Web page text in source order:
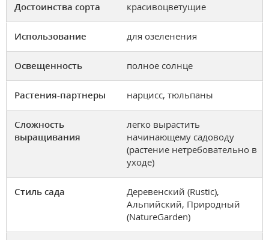
Достоинства сорта красивоцветущие
Использование для озеленения
Освещенность полное солнце
Растения-партнеры нарцисс, тюльпаны
Сложность
выращивания
легко вырастить
начинающему садоводу
(растение нетребовательно в
уходе)
Стиль сада
Деревенский (Rustic),
Альпийский, Природный
(NatureGarden)